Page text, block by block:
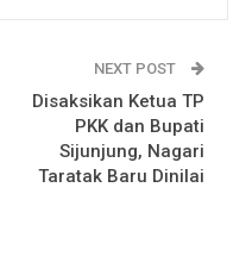
NEXT POST
Disaksikan Ketua TP
PKK dan Bupati
Sijunjung, Nagari
Taratak Baru Dinilai